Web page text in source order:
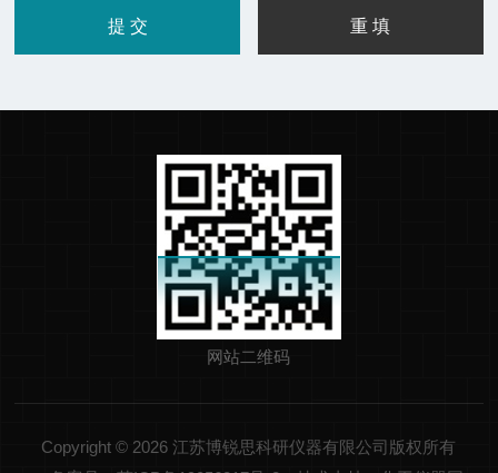
网站二维码
Copyright © 2026 江苏博锐思科研仪器有限公司版权所有